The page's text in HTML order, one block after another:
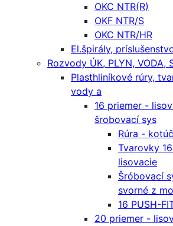
OKC NTR(R)
OKF NTR/S
OKC NTR/HR
El.špirály,
Rozvody ÚK, PLYN, VODA,
Plasthliníkové rúry,
vody a
16 priemer -
šrobovací sys
Rúra -
Tvarovky
lisovacie
Šróbovací
svorné z
16 PUSH-
20 priemer -